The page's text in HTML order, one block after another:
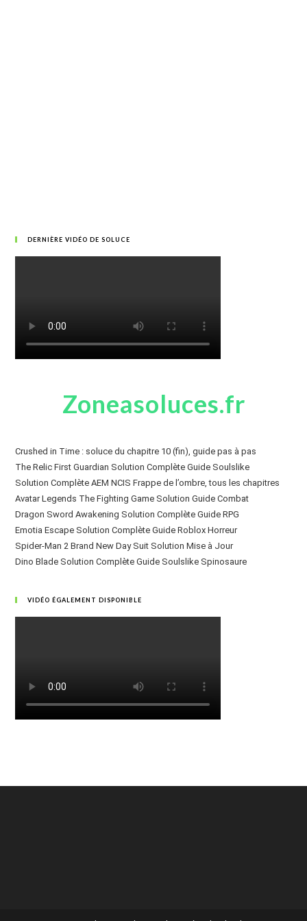
DERNIÈRE VIDÉO DE SOLUCE
Zoneasoluces.fr
Crushed in Time : soluce du chapitre 10 (fin), guide pas à pas
The Relic First Guardian Solution Complète Guide Soulslike
Solution Complète AEM NCIS Frappe de l’ombre, tous les chapitres
Avatar Legends The Fighting Game Solution Guide Combat
Dragon Sword Awakening Solution Complète Guide RPG
Emotia Escape Solution Complète Guide Roblox Horreur
Spider-Man 2 Brand New Day Suit Solution Mise à Jour
Dino Blade Solution Complète Guide Soulslike Spinosaure
VIDÉO ÉGALEMENT DISPONIBLE